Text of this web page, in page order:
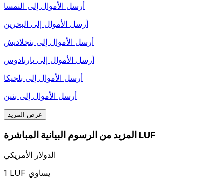
أرسل الأموال إلى النمسا
أرسل الأموال إلى البحرين
أرسل الأموال إلى بنجلاديش
أرسل الأموال إلى باربادوس
أرسل الأموال إلى بلجيكا
أرسل الأموال إلى بنين
عرض المزيد
المزيد من الرسوم البيانية المباشرة LUF
الدولار الأمريكي
1 LUF يساوي